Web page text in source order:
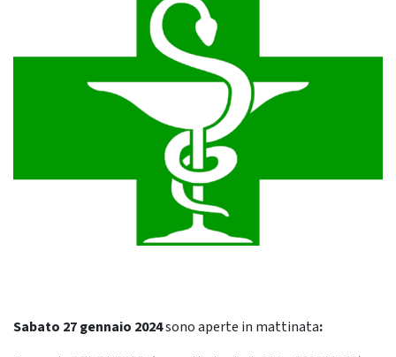
Sabato 27 gennaio 2024sono aperte in mattinata: